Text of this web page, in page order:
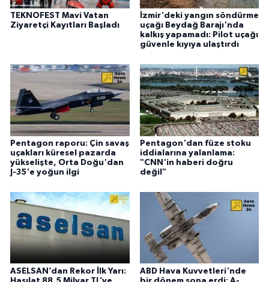
TEKNOFEST Mavi Vatan
Ziyaretçi Kayıtları Başladı
İzmir'deki yangın söndürme
uçağı Beydağ Barajı'nda
kalkış yapamadı: Pilot uçağı
güvenle kıyıya ulaştırdı
Pentagon raporu: Çin savaş
uçakları küresel pazarda
yükselişte, Orta Doğu'dan
J-35'e yoğun ilgi
Pentagon'dan füze stoku
iddialarına yalanlama:
"CNN'in haberi doğru
değil"
ASELSAN’dan Rekor İlk Yarı:
ABD Hava Kuvvetleri'nde